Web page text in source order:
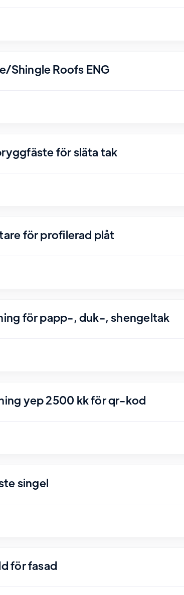
Shingle Roofs ENG
för släta tak
för profilerad plåt
för papp-, duk-, shengeltak
yep 2500 kk för qr-kod
singel
för fasad